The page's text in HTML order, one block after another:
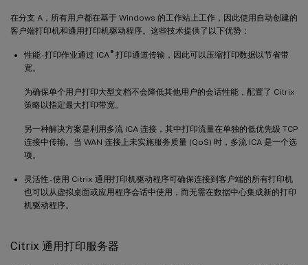
在分支 A，所有用户都在基于 Windows 的工作站上工作，因此使用自动创建的
客户端打印机和通用打印机驱动程序。这些技术提供了以下优势：
性能 - 打印作业通过 ICA ®打印通道传输，因此可以压缩打印数据以节省带
宽。
为确保单个用户打印大型文档不会降低其他用户的会话性能，配置了 Citrix
策略以指定最大打印带宽。
另一种解决方案是利用多流 ICA 连接，其中打印流量在单独的低优先级 TCP
连接中传输。当 WAN 连接上未实施服务质量 (QoS) 时，多流 ICA 是一个选
项。
灵活性 - 使用 Citrix 通用打印机驱动程序可确保连接到客户端的所有打印机
也可以从虚拟桌面或应用程序会话中使用，而无需在数据中心集成新的打印
机驱动程序。
Citrix 通用打印服务器